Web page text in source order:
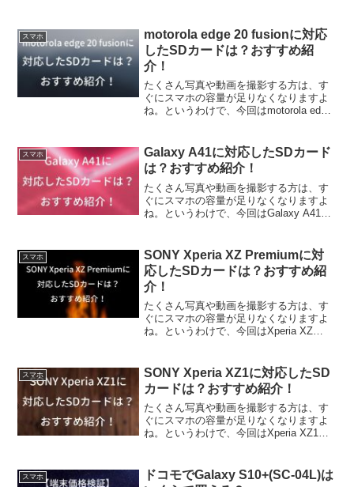
を紹介していきます
スマホ
motorola edge 20 fusionに対応
したSDカードは？おすすめ紹
介！
たくさん写真や動画を撮影する方は、す
ぐにスマホの容量が足りなくなりますよ
ね。というわけで、今回はmotorola edge
すめSDカードを紹介していきます
スマホ
Galaxy A41に対応したSDカード
は？おすすめ紹介！
たくさん写真や動画を撮影する方は、す
ぐにスマホの容量が足りなくなりますよ
ね。というわけで、今回はGalaxy A41に
ドを紹介していきます
スマホ
SONY Xperia XZ Premiumに対
応したSDカードは？おすすめ紹
介！
たくさん写真や動画を撮影する方は、す
ぐにスマホの容量が足りなくなりますよ
ね。というわけで、今回はXperia XZ
すめSDカードを紹介していきます
スマホ
SONY Xperia XZ1に対応したSD
カードは？おすすめ紹介！
たくさん写真や動画を撮影する方は、す
ぐにスマホの容量が足りなくなりますよ
ね。というわけで、今回はXperia XZ1に
ドを紹介していきます
スマホ
ドコモでGalaxy S10+(SC-04L)は